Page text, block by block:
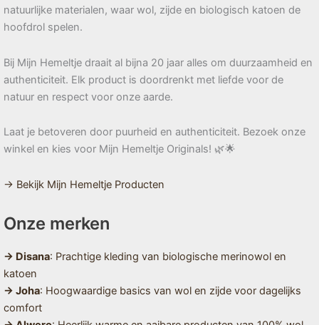
natuurlijke materialen, waar wol, zijde en biologisch katoen de
hoofdrol spelen.
Bij Mijn Hemeltje draait al bijna 20 jaar alles om duurzaamheid en
authenticiteit. Elk product is doordrenkt met liefde voor de
natuur en respect voor onze aarde.
Laat je betoveren door puurheid en authenticiteit. Bezoek onze
winkel en kies voor Mijn Hemeltje Originals! 🌿🌟
→ Bekijk Mijn Hemeltje Producten
Onze merken
→ Disana: Prachtige kleding van biologische merinowol en
katoen
→ Joha: Hoogwaardige basics van wol en zijde voor dagelijks
comfort